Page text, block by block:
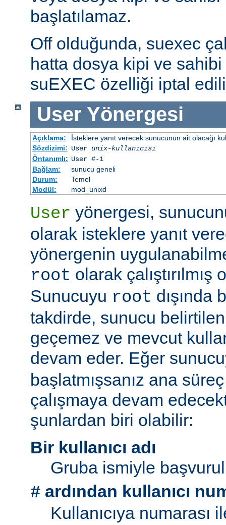
başlatılamaz.
Off olduğunda, suexec
hatta dosya kipi ve
suEXEC özelliği iptal
User Yönergesi
Açıklama:
İsteklere yanıt verecek sunucunun ait olacağı
Sözdizimi: User unix-kullanıcısı
Öntanımlı: User #-1
Bağlam:
sunucu geneli
Durum:
Temel
Modül:
mod_unixd
User yönergesi,
olarak isteklere yanıt
yönergenin
root olarak çalıştırılmış
Sunucuyu root dışında
takdirde, sunucu belirtilen
geçemez ve mevcut
devam eder. Eğer
başlatmışsanız ana
çalışmaya devam
şunlardan biri olabilir:
Bir kullanıcı adı
Gruba ismiyle
# ardından kullanıcı
Kullanıcıya numarası